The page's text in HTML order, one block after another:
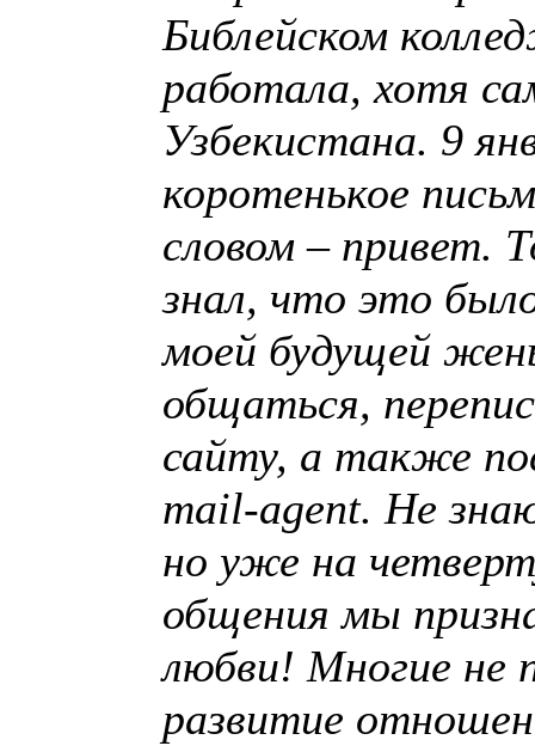
Библейском
работала, хотя
Узбекистана. 9
коротенькое
словом – привет.
знал, что это
моей будущей
общаться,
сайту, а также
mail-agent. Не
но уже на
общения мы
любви! Многие не
развитие